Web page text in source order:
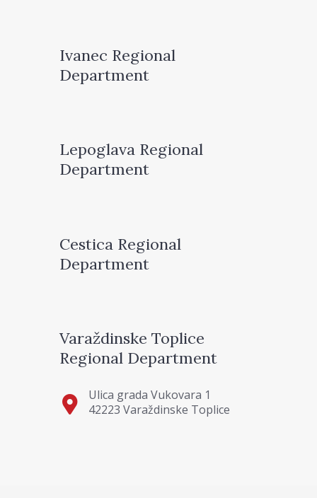
Ivanec Regional
Department
Lepoglava Regional
Department
Cestica Regional
Department
Varaždinske Toplice
Regional Department
Ulica grada Vukovara 1
42223 Varaždinske Toplice